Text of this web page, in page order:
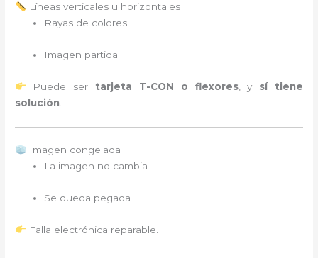
Líneas verticales u horizontales
Rayas de colores
Imagen partida
Puede ser tarjeta T-CON o flexores, y sí tiene
solución
Imagen congelada
La imagen no cambia
Se queda pegada
Falla electrónica reparable.